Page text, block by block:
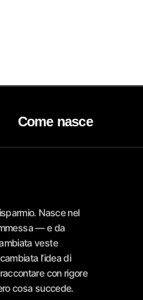
Nasce nel
— e da
veste
l’idea di
con rigore
cosa succede.
Come nasce